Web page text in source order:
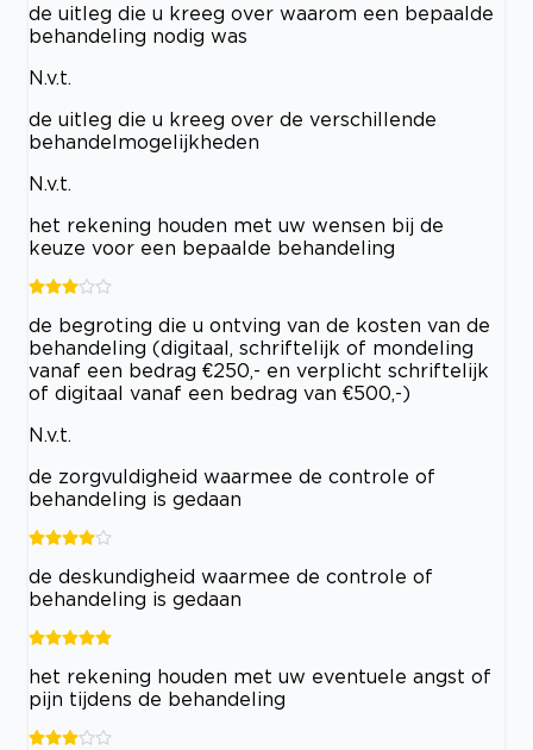
de uitleg die u kreeg over waarom een bepaalde
behandeling nodig was
N.v.t.
de uitleg die u kreeg over de verschillende
behandelmogelijkheden
N.v.t.
het rekening houden met uw wensen bij de
keuze voor een bepaalde behandeling
de begroting die u ontving van de kosten van de
behandeling (digitaal, schriftelijk of mondeling
vanaf een bedrag €250,- en verplicht schriftelijk
of digitaal vanaf een bedrag van €500,-)
N.v.t.
de zorgvuldigheid waarmee de controle of
behandeling is gedaan
de deskundigheid waarmee de controle of
behandeling is gedaan
het rekening houden met uw eventuele angst of
pijn tijdens de behandeling